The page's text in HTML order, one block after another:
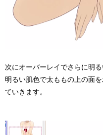
次にオーバーレイでさらに明る
明るい肌色で太ももの上の面
ていきます。